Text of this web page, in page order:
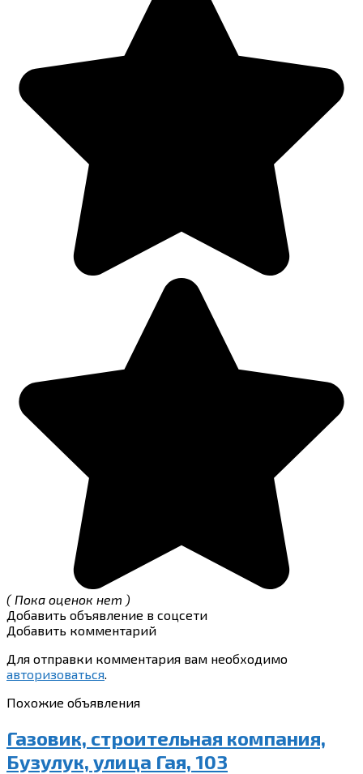
( Пока оценок нет )
Добавить объявление в соцсети
Добавить комментарий
Для отправки комментария вам необходимо
авторизоваться.
Похожие объявления
Газовик, строительная компания,
Бузулук, улица Гая, 103